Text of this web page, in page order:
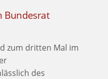
Bundesrat
zum dritten Mal im
des